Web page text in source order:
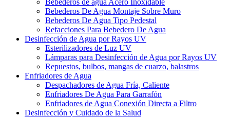
Bebederos de agua Acero Inoxidable
Bebederos De Agua Montaje Sobre Muro
Bebederos De Agua Tipo Pedestal
Refacciones Para Bebedero De Agua
Desinfección de Agua por Rayos UV
Esterilizadores de Luz UV
Lámparas para Desinfección de Agua por Rayos UV
Repuestos, bulbos, mangas de cuarzo, balastros
Enfriadores de Agua
Despachadores de Agua Fría, Caliente
Enfriadores De Agua Para Garrafón
Enfriadores de Agua Conexión Directa a Filtro
Desinfección y Cuidado de la Salud